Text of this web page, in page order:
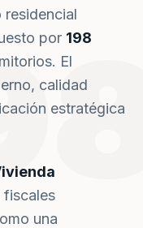
residencial
por 198
El
calidad
estratégica
fiscales
una